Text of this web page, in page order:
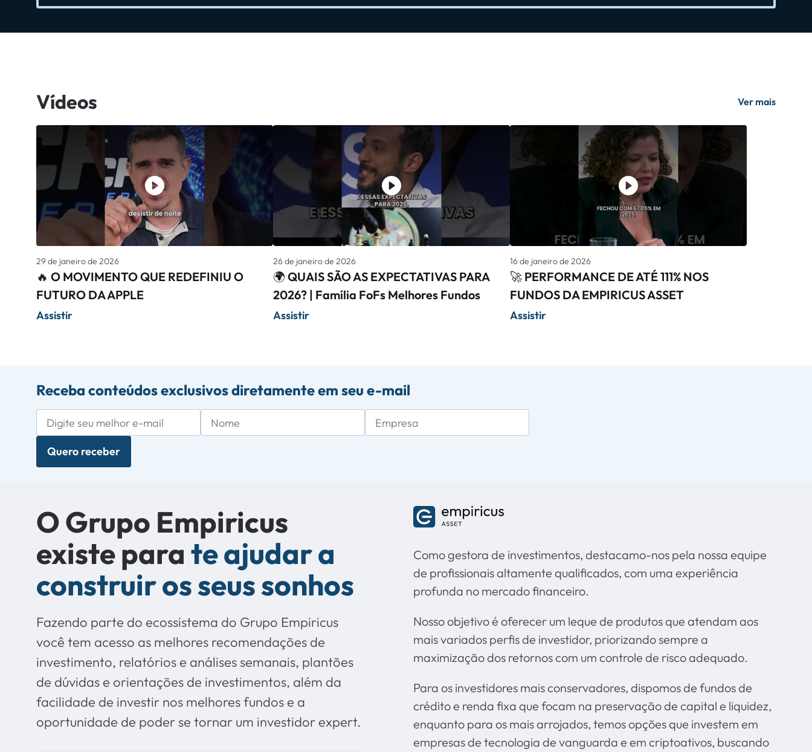
Vídeos Ver mais
29 de janeiro de 2026
🔥 O MOVIMENTO QUE REDEFINIU O
FUTURO DA APPLE
Assistir
26 de janeiro de 2026
🌍 QUAIS SÃO AS EXPECTATIVAS PARA
2026? | Família FoFs Melhores Fundos
Assistir
16 de janeiro de 2026
🚀 PERFORMANCE DE ATÉ 111% NOS
FUNDOS DA EMPIRICUS ASSET
Assistir
Receba conteúdos exclusivos diretamente em seu e-mail
Quero receber
O Grupo Empiricus
existe para te ajudar a
construir os seus sonhos
Fazendo parte do ecossistema do Grupo Empiricus
você tem acesso as melhores recomendações de
investimento, relatórios e análises semanais, plantões
de dúvidas e orientações de investimentos, além da
facilidade de investir nos melhores fundos e a
oportunidade de poder se tornar um investidor expert.
Como gestora de investimentos, destacamo-nos pela nossa equipe
de profissionais altamente qualificados, com uma experiência
profunda no mercado financeiro.
Nosso objetivo é oferecer um leque de produtos que atendam aos
mais variados perfis de investidor, priorizando sempre a
maximização dos retornos com um controle de risco adequado.
Para os investidores mais conservadores, dispomos de fundos de
crédito e renda fixa que focam na preservação de capital e liquidez,
enquanto para os mais arrojados, temos opções que investem em
empresas de tecnologia de vanguarda e em criptoativos, buscando